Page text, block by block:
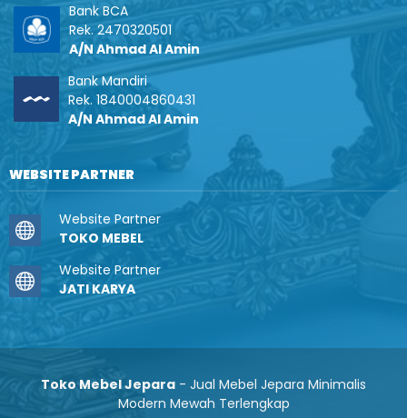
Bank BCA
Rek. 2470320501
A/N Ahmad Al Amin
Bank Mandiri
Rek. 1840004860431
A/N Ahmad Al Amin
WEBSITE PARTNER
Website Partner
TOKO MEBEL
Website Partner
JATI KARYA
Toko Mebel Jepara - Jual Mebel Jepara Minimalis
Modern Mewah Terlengkap